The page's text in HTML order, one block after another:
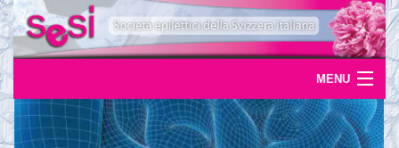
MENU
Home